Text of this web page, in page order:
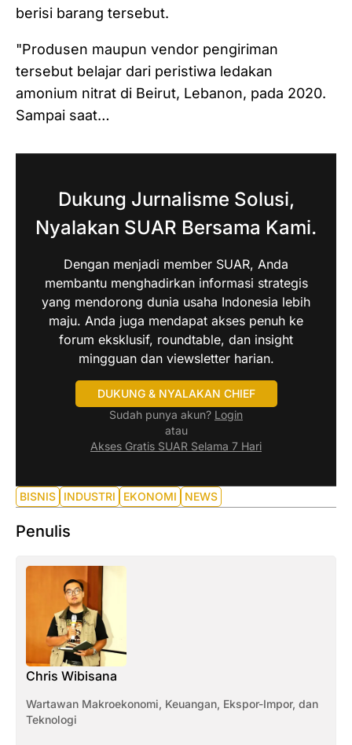
berisi barang tersebut.
"Produsen maupun vendor pengiriman
tersebut belajar dari peristiwa ledakan
amonium nitrat di Beirut, Lebanon, pada 2020.
Sampai saat…
Dukung Jurnalisme Solusi,
Nyalakan SUAR Bersama Kami.
Dengan menjadi member SUAR, Anda
membantu menghadirkan informasi strategis
yang mendorong dunia usaha Indonesia lebih
maju. Anda juga mendapat akses penuh ke
forum eksklusif, roundtable, dan insight
mingguan dan viewsletter harian.
DUKUNG & NYALAKAN CHIEF
Sudah punya akun? Login
atau
Akses Gratis SUAR Selama 7 Hari
BISNIS INDUSTRI EKONOMI NEWS
Penulis
Chris Wibisana
Wartawan Makroekonomi, Keuangan, Ekspor-Impor, dan
Teknologi